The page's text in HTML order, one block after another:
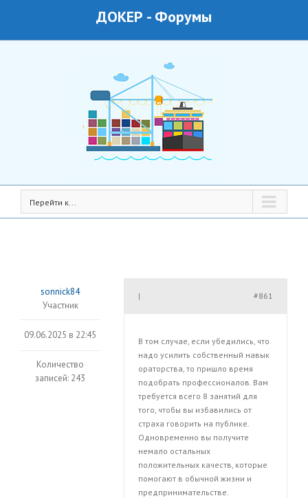
ДОКЕР - Форумы
Перейти к...
sonnick84
Участник
09.06.2025 в 22:45
Количество
записей: 243
#861
|
В том случае, если убедились, что
надо усилить собственный навык
ораторства, то пришло время
подобрать профессионалов. Вам
требуется всего 8 занятий для
того, чтобы вы избавились от
страха говорить на публике.
Одновременно вы получите
немало остальных
положительных качеств, которые
помогают в обычной жизни и
предпринимательстве.